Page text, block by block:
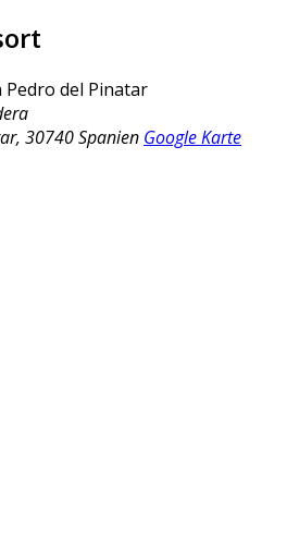
del Pinatar
, 30740Spanien Google Karte